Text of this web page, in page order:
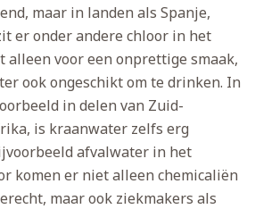
maar in landen als Spanje,
er onder andere chloor in het
alleen voor een onprettige smaak,
ook ongeschikt om te drinken. In
in delen van Zuid-
is kraanwater zelfs erg
afvalwater in het
komen er niet alleen chemicaliën
maar ook ziekmakers als